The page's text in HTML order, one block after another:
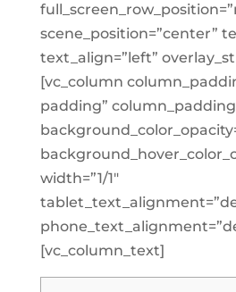
scene_position=”center”
text_align=”left”
[vc_column
padding”
width=”1/1″
[vc_column_text]